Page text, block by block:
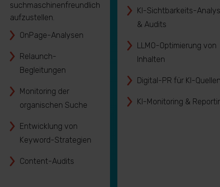
suchmaschinenfreundlich
aufzustellen.
OnPage-Analysen
Relaunch-
Begleitungen
Monitoring der
organischen Suche
Entwicklung von
Keyword-Strategien
Content-Audits
KI-Sichtbarkeits-
& Audits
LLMO-Optimierung von
Inhalten
Digital-PR für KI-
KI-Monitoring &